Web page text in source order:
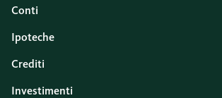
Conti
Ipoteche
Crediti
Investimenti